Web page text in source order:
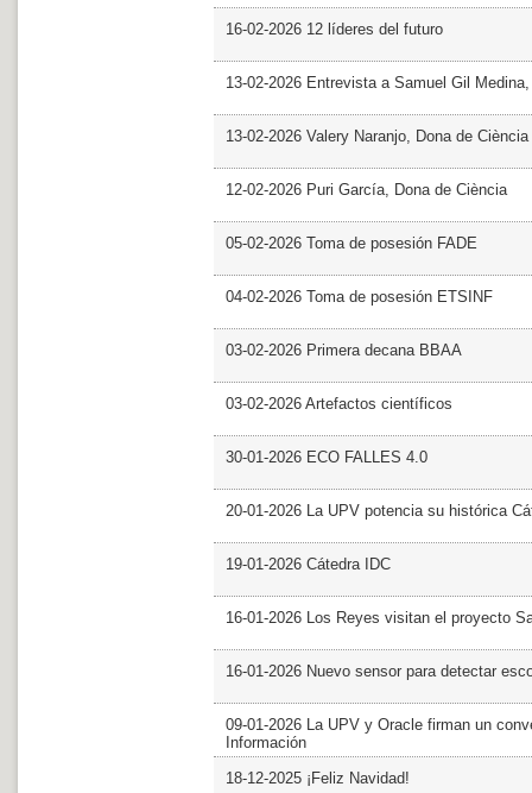
16-02-2026 12 líderes del futuro
13-02-2026 Entrevista a Samuel Gil
13-02-2026 Valery Naranjo, Dona de Ciència
12-02-2026 Puri García, Dona de Ciència
05-02-2026 Toma de posesión FADE
04-02-2026 Toma de posesión ETSINF
03-02-2026 Primera decana BBAA
03-02-2026 Artefactos científicos
30-01-2026 ECO FALLES 4.0
20-01-2026 La UPV potencia su histórica
19-01-2026 Cátedra IDC
16-01-2026 Los Reyes visitan el proyecto
16-01-2026 Nuevo sensor para detectar
09-01-2026 La UPV y Oracle firman un
Información
18-12-2025 ¡Feliz Navidad!